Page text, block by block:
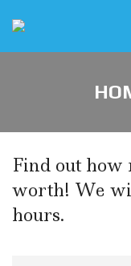
Find out how
worth! We
hours.